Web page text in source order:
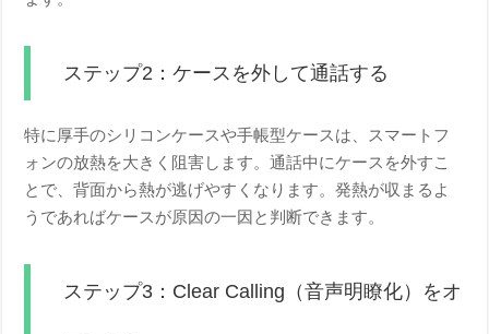
ステップ2：ケースを外して通話する
特に厚手のシリコンケースや手帳型ケースは、スマートフ
ォンの放熱を大きく阻害します。通話中にケースを外すこ
とで、背面から熱が逃げやすくなります。発熱が収まるよ
うであればケースが原因の一因と判断できます。
ステップ3：Clear Calling（音声明瞭化）をオ